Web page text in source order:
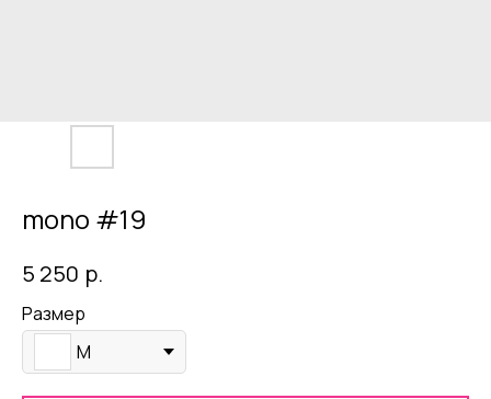
mono #19
5 250 р.
Размер
M